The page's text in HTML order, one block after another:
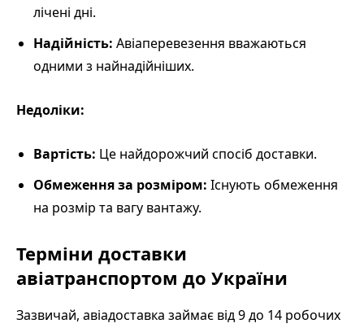
лічені дні.
Надійність: Авіаперевезення вважаються
одними з найнадійніших.
Недоліки:
Вартість: Це найдорожчий спосіб доставки.
Обмеження за розміром: Існують обмеження
на розмір та вагу вантажу.
Терміни доставки
авіатранспортом до України
Зазвичай, авіадоставка займає від 9 до 14 робочих